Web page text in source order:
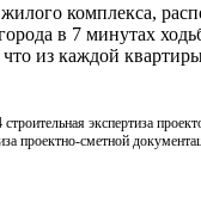
комплекса,
в 7 минутах
что из каждой
экспертиза
проектно-сметной